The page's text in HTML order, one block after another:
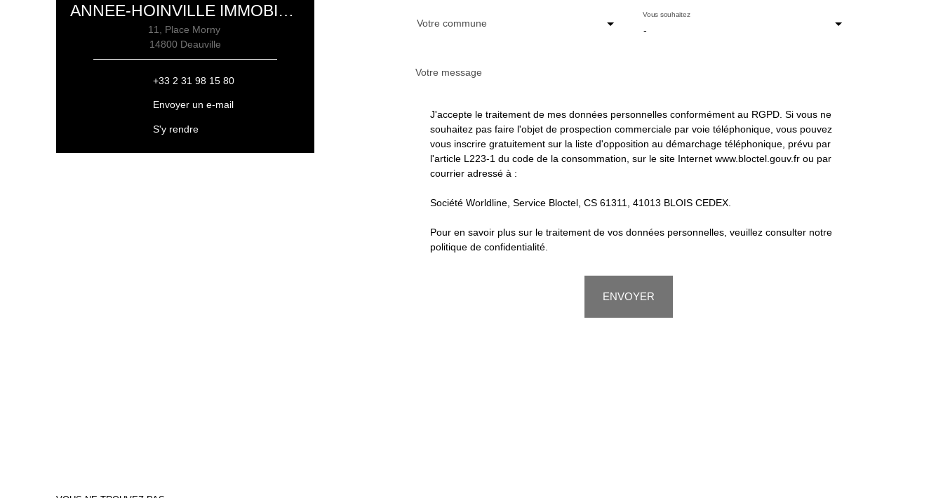
ANNEE-HOINVILLE IMMOBILIER DEAUVILLE
11, Place Morny
14800 Deauville
+33 2 31 98 15 80
Envoyer un e-mail
S'y rendre
Votre commune
-
Vous souhaitez
Votre message
J'accepte le traitement de mes données personnelles conformément au RGPD. Si vous ne
souhaitez pas faire l'objet de prospection commerciale par voie téléphonique, vous pouvez
vous inscrire gratuitement sur la liste d'opposition au démarchage téléphonique, prévu par
l'article L223-1 du code de la consommation, sur le site Internet www.bloctel.gouv.fr ou par
courrier adressé à :
Société Worldline, Service Bloctel, CS 61311, 41013 BLOIS CEDEX.
Pour en savoir plus sur le traitement de vos données personnelles, veuillez consulter notre
politique de confidentialité.
ENVOYER